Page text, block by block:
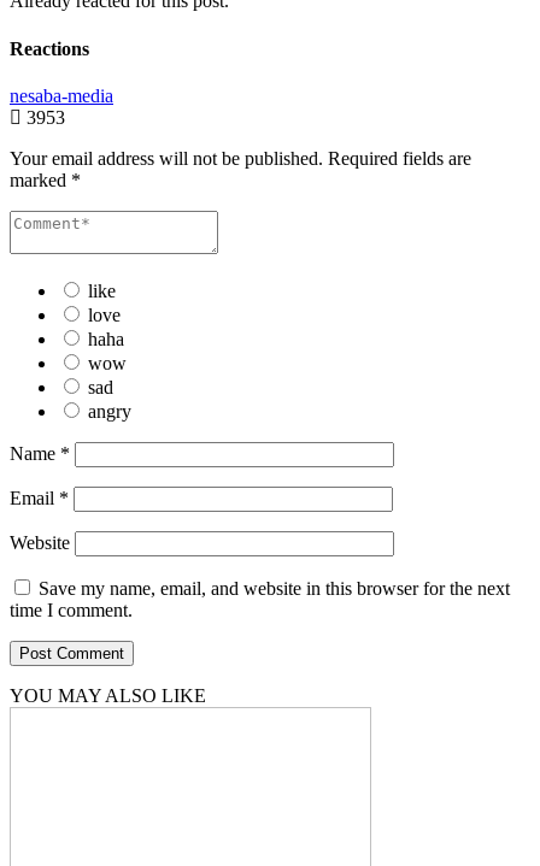
Reactions
nesaba-media
3953
Your email address will not be published. Required fields are
marked *
like
love
haha
wow
sad
angry
Name *
Email *
Website
Save my name, email, and website in this browser for the next
time I comment.
YOU MAY ALSO LIKE